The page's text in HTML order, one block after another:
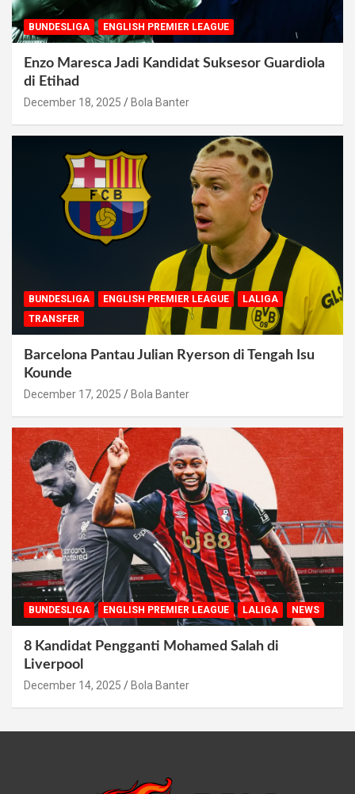
BUNDESLIGA ENGLISH PREMIER LEAGUE
Enzo Maresca Jadi Kandidat Suksesor Guardiola
di Etihad
December 18, 2025 Bola Banter
BUNDESLIGA ENGLISH PREMIER LEAGUE
LALIGA
TRANSFER
Barcelona Pantau Julian Ryerson di Tengah Isu
Kounde
December 17, 2025 Bola Banter
BUNDESLIGA ENGLISH PREMIER LEAGUE LALIGA NEWS
8 Kandidat Pengganti Mohamed Salah di
Liverpool
December 14, 2025 Bola Banter